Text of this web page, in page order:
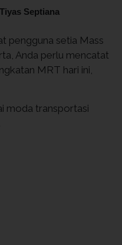
Tiyas Septiana
pengguna setia Mass
Anda perlu mencatat
MRT hari ini,
moda transportasi